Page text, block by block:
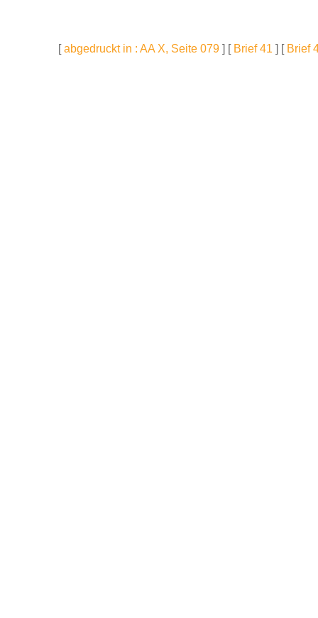
[abgedruckt in : AA X, Seite 079 ] [ Brief 41 ] [ Brief